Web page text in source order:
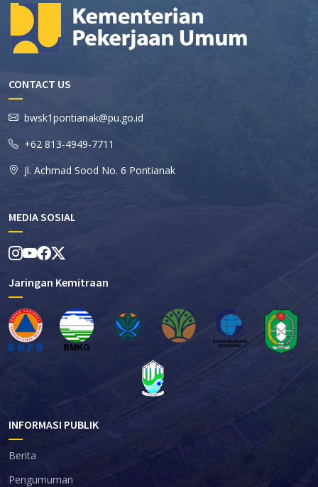
CONTACT US
bwsk1pontianak@pu.go.id
+62 813-4949-7711
Jl. Achmad Sood No. 6 Pontianak
MEDIA SOSIAL
Jaringan Kemitraan
INFORMASI PUBLIK
Berita
Pengumuman